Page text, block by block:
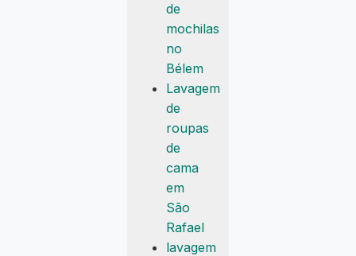
de
mochilas
no
Bélem
Lavagem
de
roupas
de
cama
em
São
Rafael
lavagem